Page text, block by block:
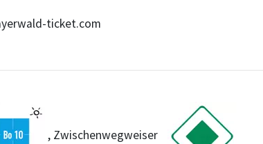
ticket.com
, Zwischenwegweiser